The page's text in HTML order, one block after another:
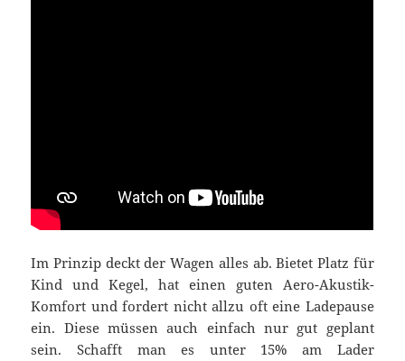
Im Prinzip deckt der Wagen alles ab. Bietet Platz für
Kind und Kegel, hat einen guten Aero-Akustik-
Komfort und fordert nicht allzu oft eine Ladepause
ein. Diese müssen auch einfach nur gut geplant
sein. Schafft man es unter 15% am Lader